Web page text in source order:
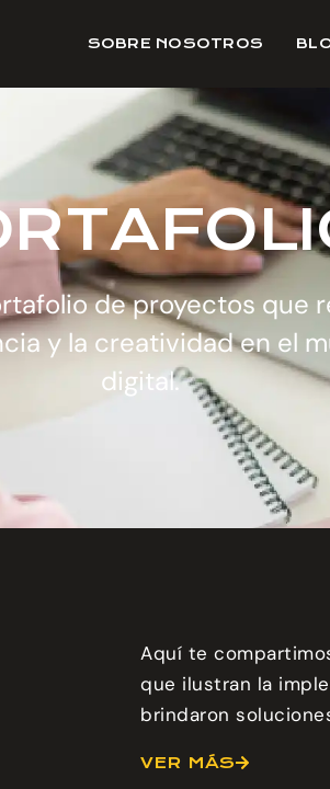
SOBRE NOSOTROS
de proyectos que
y la creatividad en el
digital.
Aquí te
que ilustran la
brindaron
VER MÁS